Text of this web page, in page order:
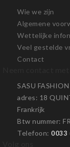
Wie we zijn
Algemene
Wettelijke
Veel gestelde
Contact
SASU
adres: 18
Frankrijk
Btw nummer:
Telefoon: 0033